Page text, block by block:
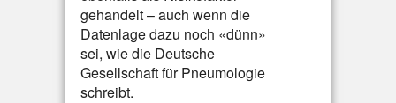
gehandelt – auch wenn die
Datenlage dazu noch «dünn»
sei, wie die Deutsche
Gesellschaft für Pneumologie
schreibt.